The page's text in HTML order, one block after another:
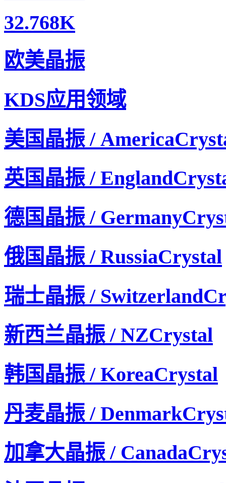
爱普生晶振,恒温晶振,OG2525CCN晶振,OCXO振荡器
32.768K
欧美晶振
KDS应用领域
美国晶振 /
英国晶振 /
德国晶振 /
俄国晶振 / RussiaCrystal
瑞士晶振 /
新西兰晶振 / NZCrystal
韩国晶振 / KoreaCrystal
丹麦晶振 /
加拿大晶振 /